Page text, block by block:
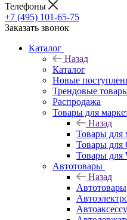
Телефоны
+7 (495) 101-65-75
Заказать звонок
Каталог
Назад
Каталог
Новые
Трендовые
Распродажа
Товары для
Назад
Товары для
Товары для
Товары для
Автотовары
Назад
Автотовары